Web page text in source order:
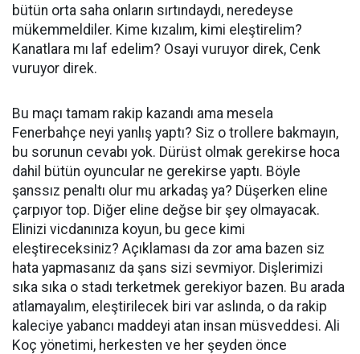
bütün orta saha onların sırtındaydı, neredeyse
mükemmeldiler. Kime kızalım, kimi eleştirelim?
Kanatlara mı laf edelim? Osayi vuruyor direk, Cenk
vuruyor direk.
Bu maçı tamam rakip kazandı ama mesela
Fenerbahçe neyi yanlış yaptı? Siz o trollere bakmayın,
bu sorunun cevabı yok. Dürüst olmak gerekirse hoca
dahil bütün oyuncular ne gerekirse yaptı. Böyle
şanssız penaltı olur mu arkadaş ya? Düşerken eline
çarpıyor top. Diğer eline değse bir şey olmayacak.
Elinizi vicdanınıza koyun, bu gece kimi
eleştireceksiniz? Açıklaması da zor ama bazen siz
hata yapmasanız da şans sizi sevmiyor. Dişlerimizi
sıka sıka o stadı terketmek gerekiyor bazen. Bu arada
atlamayalım, eleştirilecek biri var aslında, o da rakip
kaleciye yabancı maddeyi atan insan müsveddesi. Ali
Koç yönetimi, herkesten ve her şeyden önce